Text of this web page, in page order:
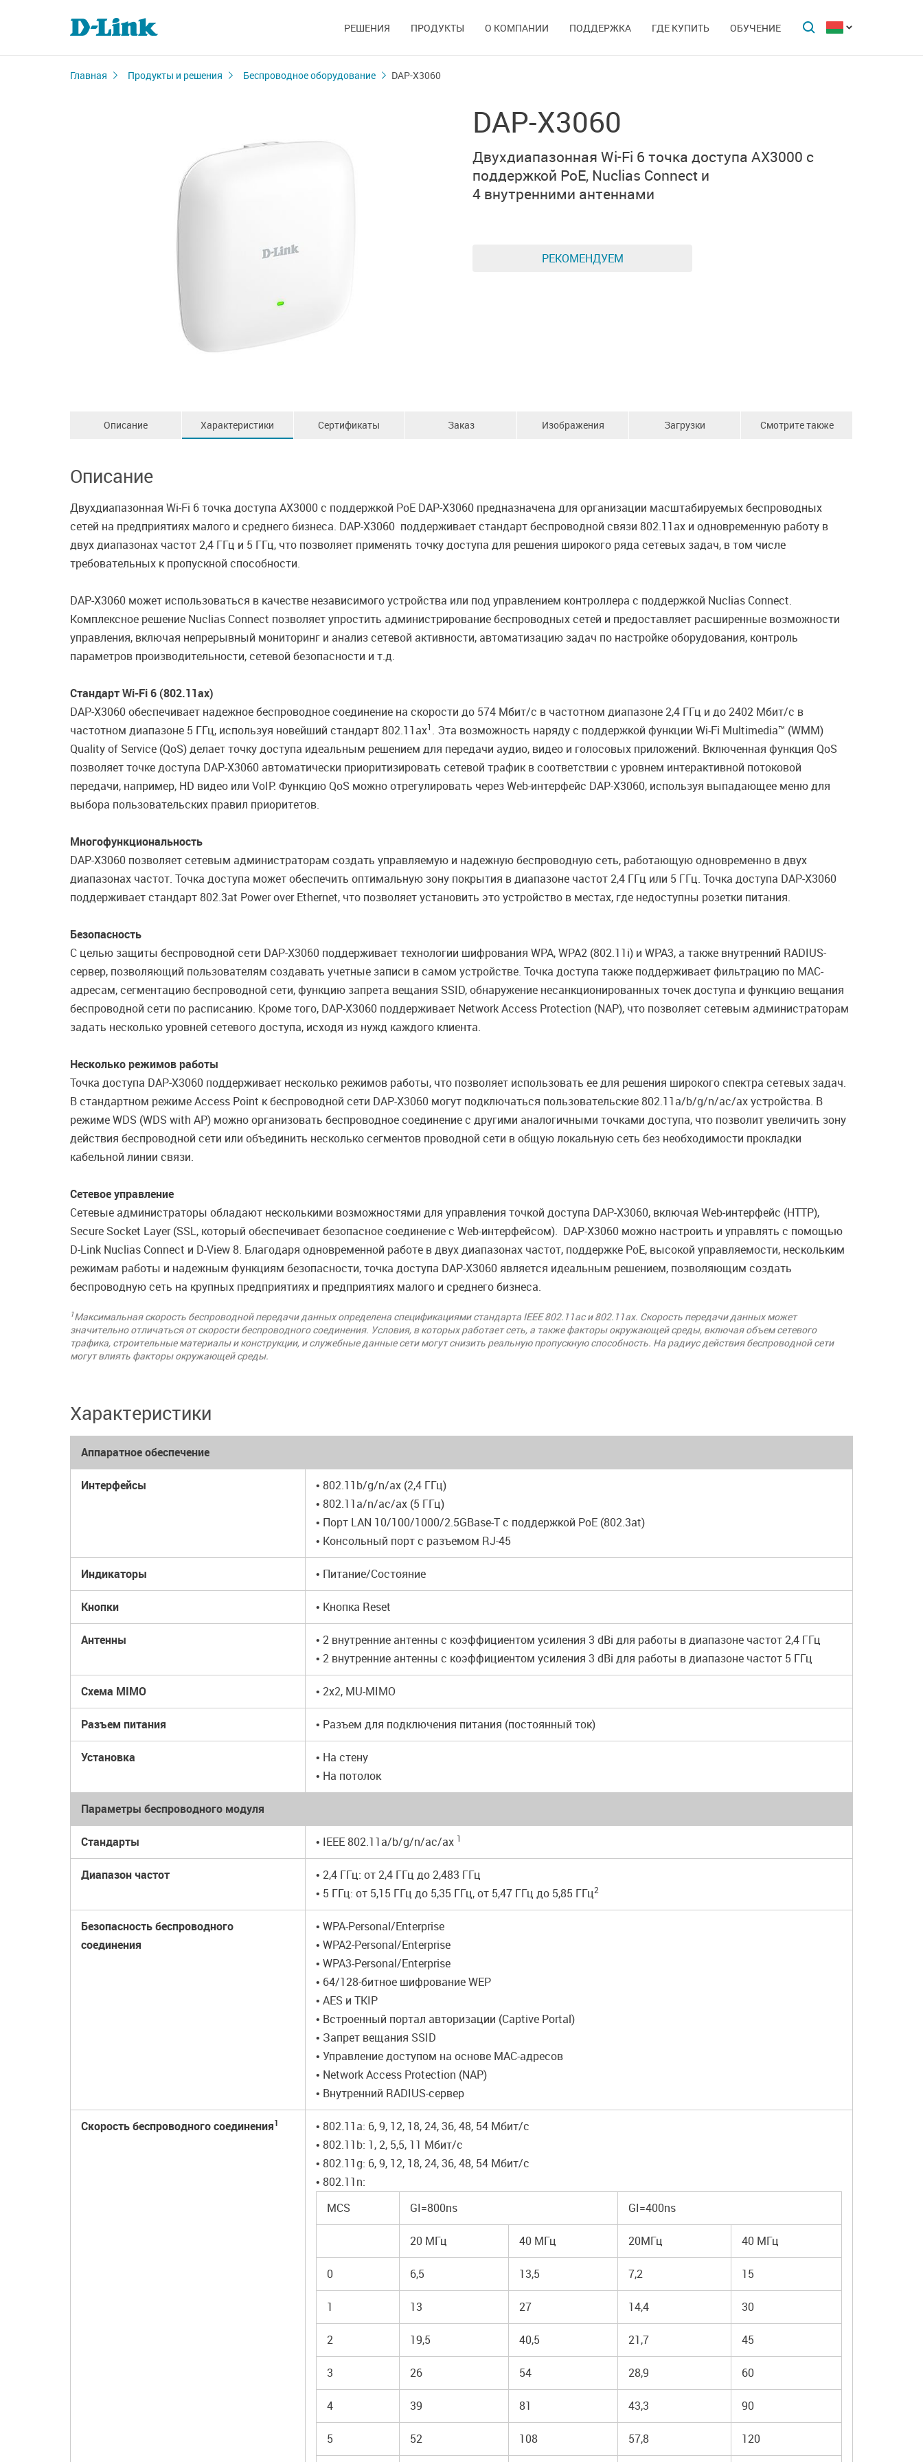
РЕШЕНИЯ ПРОДУКТЫ О КОМПАНИИ ПОДДЕРЖКА ГДЕ КУПИТЬ ОБУЧЕНИЕ
Главная Продукты и решения Беспроводное оборудование DAP-X3060
DAP-X3060
Двухдиапазонная Wi-Fi 6 точка доступа AX3000 с
поддержкой PoE, Nuclias Connect и
4 внутренними антеннами
РЕКОМЕНДУЕМ
Описание Характеристики Сертификаты Заказ Изображения Загрузки Смотрите также
Описание
Двухдиапазонная Wi-Fi 6 точка доступа AX3000 с поддержкой PoE DAP-X3060 предназначена для организации масштабируемых беспроводных
сетей на предприятиях малого и среднего бизнеса. DAP-X3060 поддерживает стандарт беспроводной связи 802.11ax и одновременную работу в
двух диапазонах частот 2,4 ГГц и 5 ГГц, что позволяет применять точку доступа для решения широкого ряда сетевых задач, в том числе
требовательных к пропускной способности.
DAP-X3060 может использоваться в качестве независимого устройства или под управлением контроллера с поддержкой Nuclias Connect.
Комплексное решение Nuclias Connect позволяет упростить администрирование беспроводных сетей и предоставляет расширенные возможности
управления, включая непрерывный мониторинг и анализ сетевой активности, автоматизацию задач по настройке оборудования, контроль
параметров производительности, сетевой безопасности и т.д.
Стандарт Wi-Fi 6 (802.11ax)
DAP-X3060 обеспечивает надежное беспроводное соединение на скорости до 574 Мбит/с в частотном диапазоне 2,4 ГГц и до 2402 Мбит/с в
частотном диапазоне 5 ГГц, используя новейший стандарт 802.11ax1 . Эта возможность наряду с поддержкой функции Wi-Fi Multimedia™ (WMM)
Quality of Service (QoS) делает точку доступа идеальным решением для передачи аудио, видео и голосовых приложений. Включенная функция QoS
позволяет точке доступа DAP-X3060 автоматически приоритизировать сетевой трафик в соответствии с уровнем интерактивной потоковой
передачи, например, HD видео или VoIP. Функцию QoS можно отрегулировать через Web-интерфейс DAP-X3060, используя выпадающее меню для
выбора пользовательских правил приоритетов.
Многофункциональность
DAP-X3060 позволяет сетевым администраторам создать управляемую и надежную беспроводную сеть, работающую одновременно в двух
диапазонах частот. Точка доступа может обеспечить оптимальную зону покрытия в диапазоне частот 2,4 ГГц или 5 ГГц. Точка доступа DAP-X3060
поддерживает стандарт 802.3at Power over Ethernet, что позволяет установить это устройство в местах, где недоступны розетки питания.
Безопасность
С целью защиты беспроводной сети DAP-X3060 поддерживает технологии шифрования WPA, WPA2 (802.11i) и WPA3, а также внутренний RADIUS-
сервер, позволяющий пользователям создавать учетные записи в самом устройстве. Точка доступа также поддерживает фильтрацию по MAC-
адресам, сегментацию беспроводной сети, функцию запрета вещания SSID, обнаружение несанкционированных точек доступа и функцию вещания
беспроводной сети по расписанию. Кроме того, DAP-X3060 поддерживает Network Access Protection (NAP), что позволяет сетевым администраторам
задать несколько уровней сетевого доступа, исходя из нужд каждого клиента.
Несколько режимов работы
Точка доступа DAP-X3060 поддерживает несколько режимов работы, что позволяет использовать ее для решения широкого спектра сетевых задач.
В стандартном режиме Access Point к беспроводной сети DAP-X3060 могут подключаться пользовательские 802.11a/b/g/n/ac/ax устройства. В
режиме WDS (WDS with AP) можно организовать беспроводное соединение с другими аналогичными точками доступа, что позволит увеличить зону
действия беспроводной сети или объединить несколько сегментов проводной сети в общую локальную сеть без необходимости прокладки
кабельной линии связи.
Сетевое управление
Сетевые администраторы обладают несколькими возможностями для управления точкой доступа DAP-X3060, включая Web-интерфейс (HTTP),
Secure Socket Layer (SSL, который обеспечивает безопасное соединение с Web-интерфейсом). DAP-X3060 можно настроить и управлять с помощью
D-Link Nuclias Connect и D-View 8. Благодаря одновременной работе в двух диапазонах частот, поддержке PoE, высокой управляемости, нескольким
режимам работы и надежным функциям безопасности, точка доступа DAP-X3060 является идеальным решением, позволяющим создать
беспроводную сеть на крупных предприятиях и предприятиях малого и среднего бизнеса.
1Максимальная скорость беспроводной передачи данных определена спецификациями стандарта IEEE 802.11ac и 802.11ax. Скорость передачи данных может
значительно отличаться от скорости беспроводного соединения. Условия, в которых работает сеть, а также факторы окружающей среды, включая объем сетевого
трафика, строительные материалы и конструкции, и служебные данные сети могут снизить реальную пропускную способность. На радиус действия беспроводной сети
могут влиять факторы окружающей среды.
Характеристики
Аппаратное обеспечение
Интерфейсы
• 802.11b/g/n/ax (2,4 ГГц)
• 802.11a/n/ac/ax (5 ГГц)
• Порт LAN 10/100/1000/2.5GBase-T с поддержкой PoE (802.3at)
• Консольный порт с разъемом RJ-45
Индикаторы • Питание/Состояние
Кнопки • Кнопка Reset
Антенны
• 2 внутренние антенны с коэффициентом усиления 3 dBi для работы в диапазоне частот 2,4 ГГц
• 2 внутренние антенны с коэффициентом усиления 3 dBi для работы в диапазоне частот 5 ГГц
Схема MIMO • 2x2, MU-MIMO
Разъем питания • Разъем для подключения питания (постоянный ток)
Установка
• На стену
• На потолок
Параметры беспроводного модуля
Стандарты • IEEE 802.11a/b/g/n/ac/ax 1
Диапазон частот
• 2,4 ГГц: от 2,4 ГГц до 2,483 ГГц
• 5 ГГц: от 5,15 ГГц до 5,35 ГГц, от 5,47 ГГц до 5,85 ГГц2
Безопасность беспроводного
соединения
• WPA-Personal/Enterprise
• WPA2-Personal/Enterprise
• WPA3-Personal/Enterprise
• 64/128-битное шифрование WEP
• AES и TKIP
• Встроенный портал авторизации (Captive Portal)
• Запрет вещания SSID
• Управление доступом на основе MAC-адресов
• Network Access Protection (NAP)
• Внутренний RADIUS-сервер
Скорость беспроводного соединения1
• 802.11a: 6, 9, 12, 18, 24, 36, 48, 54 Мбит/с
• 802.11b: 1, 2, 5,5, 11 Мбит/с
• 802.11g: 6, 9, 12, 18, 24, 36, 48, 54 Мбит/с
• 802.11n:
MCS
GI=800ns GI=400ns
20 МГц 40 МГц 20МГц 40 МГц
0 6,5 13,5 7,2 15
1 13 27 14,4 30
2 19,5 40,5 21,7 45
3 26 54 28,9 60
4 39 81 43,3 90
5 52 108 57,8 120